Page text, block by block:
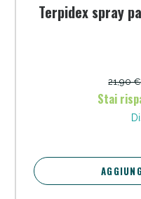
Terpidex spray
21,90 €
Stai